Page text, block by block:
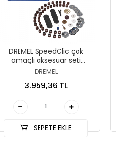
DREMEL SpeedClic çok
amaçlı aksesuar seti
(SC725) 70’li
DREMEL
3.959,36 TL
SEPETE EKLE